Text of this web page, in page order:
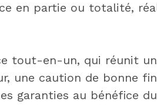
en partie ou totalité,
tout-en-un, qui réunit
une caution de bonne
garanties au bénéfice